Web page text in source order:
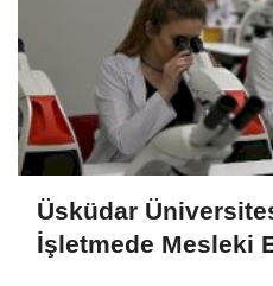
Üsküdar
İşletmede Mesleki